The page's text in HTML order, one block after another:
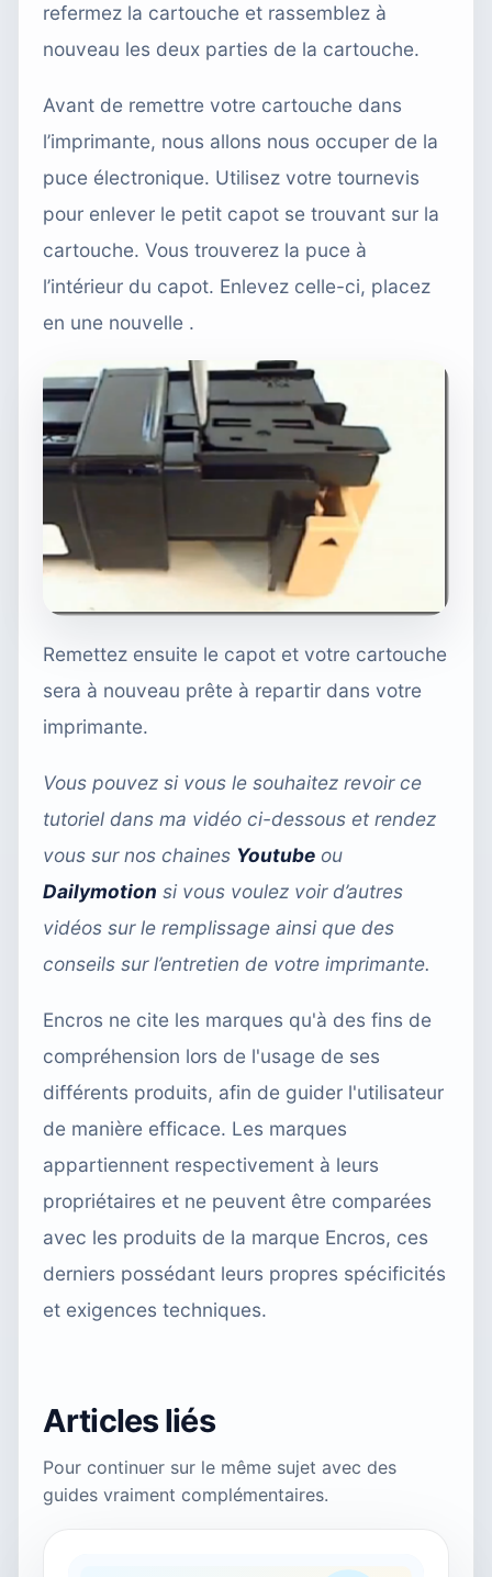
refermez la cartouche et rassemblez à
nouveau les deux parties de la cartouche.
Avant de remettre votre cartouche dans
l’imprimante, nous allons nous occuper de la
puce électronique. Utilisez votre tournevis
pour enlever le petit capot se trouvant sur la
cartouche. Vous trouverez la puce à
l’intérieur du capot. Enlevez celle-ci, placez
en une nouvelle .
Remettez ensuite le capot et votre cartouche
sera à nouveau prête à repartir dans votre
imprimante.
Vous pouvez si vous le souhaitez revoir ce
tutoriel dans ma vidéo ci-dessous et rendez
vous sur nos chaines Youtube ou
Dailymotion si vous voulez voir d’autres
vidéos sur le remplissage ainsi que des
conseils sur l’entretien de votre imprimante.
Encros ne cite les marques qu'à des fins de
compréhension lors de l'usage de ses
différents produits, afin de guider l'utilisateur
de manière efficace. Les marques
appartiennent respectivement à leurs
propriétaires et ne peuvent être comparées
avec les produits de la marque Encros, ces
derniers possédant leurs propres spécificités
et exigences techniques.
Articles liés
Pour continuer sur le même sujet avec des
guides vraiment complémentaires.